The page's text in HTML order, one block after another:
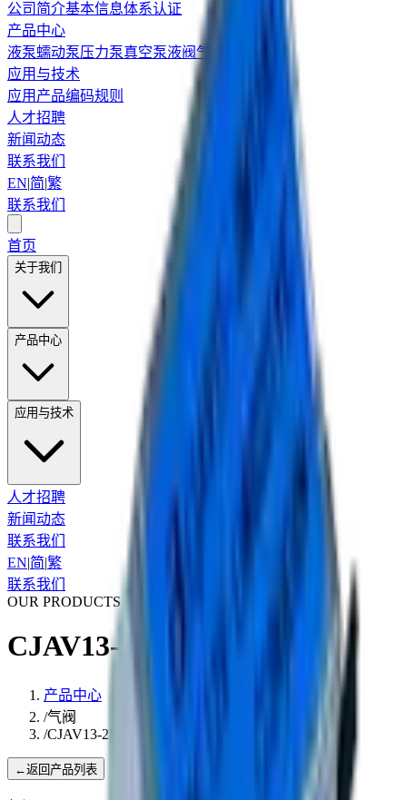
公司简介基本信息体系认证
产品中心
液泵蠕动泵压力泵真空泵液阀气阀
应用与技术
应用 产品编码规则
人才招聘
新闻动态
联系我们
EN|简|繁
联系我们
首页
关于我们
产品中心
应用与技术
人才招聘
新闻动态
联系我们
EN|简|繁
联系我们
OUR PRODUCTS
CJAV13-2M
产品中心
/气阀
/CJAV13-2M
←返回产品列表